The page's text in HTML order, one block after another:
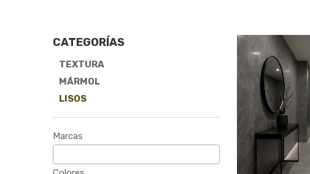
CATEGORÍAS
TEXTURA
MÁRMOL
LISOS
Marcas